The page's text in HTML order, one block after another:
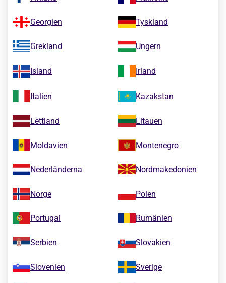
Georgien Tyskland
Grekland Ungern
Island Irland
Italien Kazakstan
Lettland Litauen
Moldavien Montenegro
Nederländerna Nordmakedonien
Norge Polen
Portugal Rumänien
Serbien Slovakien
Slovenien Sverige